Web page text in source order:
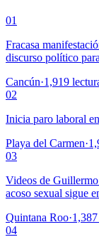
01
Fracasa
discurso político
Cancún·1,919
02
Inicia paro laboral
Playa del Carmen·
03
Videos de
acoso sexual sigue
Quintana Roo·1,387
04